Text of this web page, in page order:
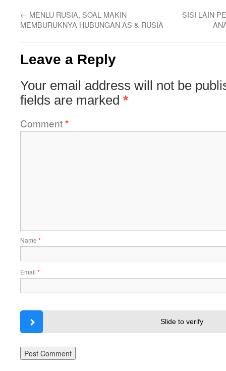
← MENLU RUSIA, SOAL MAKIN
MEMBURUKNYA HUBUNGAN AS & RUSIA
SISI LAIN
Leave a Reply
Your email address will not be
fields are marked *
Comment*
Name *
Email *
Slide to verify